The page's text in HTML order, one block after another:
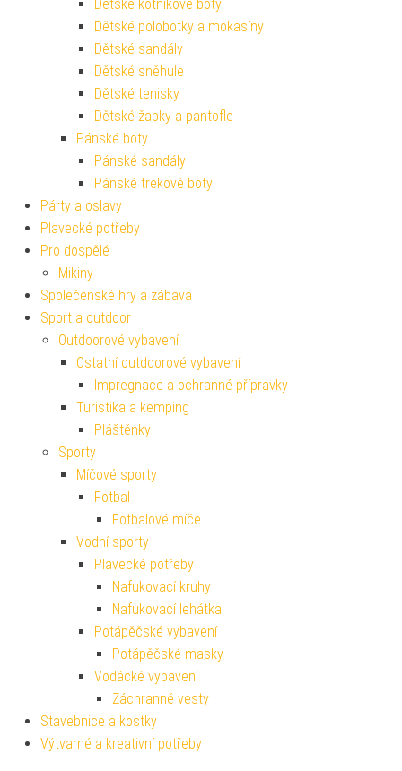
Dětské kotníkové boty
Dětské polobotky a mokasíny
Dětské sandály
Dětské sněhule
Dětské tenisky
Dětské žabky a pantofle
Pánské boty
Pánské sandály
Pánské trekové boty
Párty a oslavy
Plavecké potřeby
Pro dospělé
Mikiny
Společenské hry a zábava
Sport a outdoor
Outdoorové vybavení
Ostatní outdoorové vybavení
Impregnace a ochranné přípravky
Turistika a kemping
Pláštěnky
Sporty
Míčové sporty
Fotbal
Fotbalové míče
Vodní sporty
Plavecké potřeby
Nafukovací kruhy
Nafukovací lehátka
Potápěčské vybavení
Potápěčské masky
Vodácké vybavení
Záchranné vesty
Stavebnice a kostky
Výtvarné a kreativní potřeby